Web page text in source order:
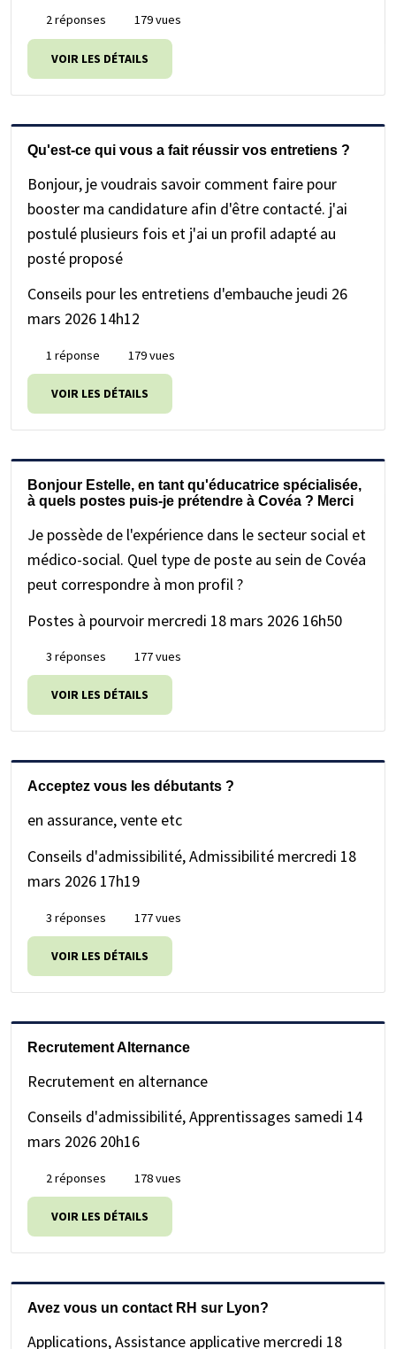
2 réponses 179 vues
VOIR LES DÉTAILS
Qu'est-ce qui vous a fait réussir vos entretiens ?
Bonjour, je voudrais savoir comment faire pour
booster ma candidature afin d'être contacté. j'ai
postulé plusieurs fois et j'ai un profil adapté au
posté proposé
Conseils pour les entretiens d'embauche jeudi 26
mars 2026 14h12
1 réponse 179 vues
VOIR LES DÉTAILS
Bonjour Estelle, en tant qu'éducatrice spécialisée,
à quels postes puis-je prétendre à Covéa ? Merci
Je possède de l'expérience dans le secteur social et
médico-social. Quel type de poste au sein de Covéa
peut correspondre à mon profil ?
Postes à pourvoir mercredi 18 mars 2026 16h50
3 réponses 177 vues
VOIR LES DÉTAILS
Acceptez vous les débutants ?
en assurance, vente etc
Conseils d'admissibilité, Admissibilité mercredi 18
mars 2026 17h19
3 réponses 177 vues
VOIR LES DÉTAILS
Recrutement Alternance
Recrutement en alternance
Conseils d'admissibilité, Apprentissages samedi 14
mars 2026 20h16
2 réponses 178 vues
VOIR LES DÉTAILS
Avez vous un contact RH sur Lyon?
Applications, Assistance applicative mercredi 18